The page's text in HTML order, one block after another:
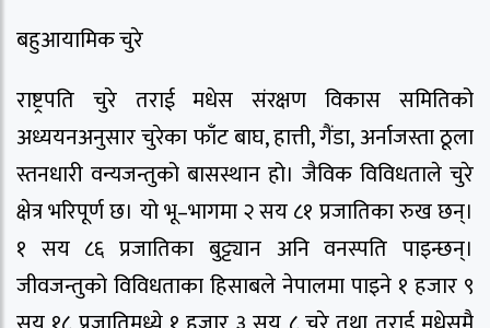
बहुआयामिक चुरे
राष्ट्रपति चुरे तराई मधेस संरक्षण विकास समितिको
अध्ययनअनुसार चुरेका फाँट बाघ, हात्ती, गैंडा, अर्नाजस्ता ठूला
स्तनधारी वन्यजन्तुको बासस्थान हो। जैविक विविधताले चुरे
क्षेत्र भरिपूर्ण छ। यो भू–भागमा २ सय ८१ प्रजातिका रुख छन्।
१ सय ८६ प्रजातिका बुट्ट्यान अनि वनस्पति पाइन्छन्।
जीवजन्तुको विविधताका हिसाबले नेपालमा पाइने १ हजार ९